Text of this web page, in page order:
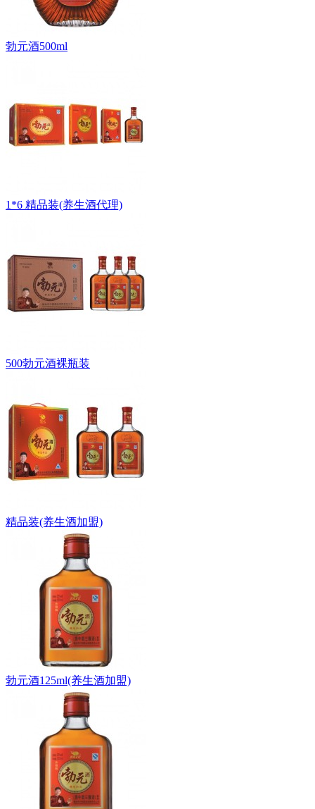
勃元酒500ml
1*6 精品装(养生酒代理)
500勃元酒裸瓶装
精品装(养生酒加盟)
勃元酒125ml(养生酒加盟)